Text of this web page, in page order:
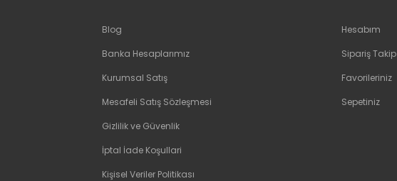
Blog
Banka Hesaplarımız
Kurumsal Satış
Mesafeli Satış Sözleşmesi
Gizlilik ve Güvenlik
İptal İade Koşullari
Kişisel Veriler Politikası
Hesabım
Sipariş Takip
Favorileriniz
Sepetiniz